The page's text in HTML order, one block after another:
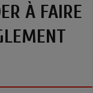
À FAIRE